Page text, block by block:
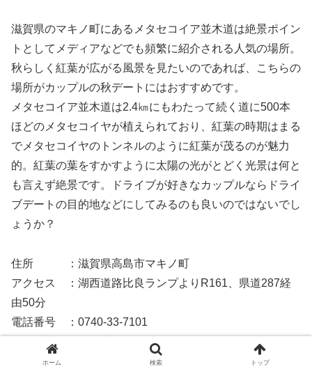
滋賀県のマキノ町にあるメタセコイア並木道は絶景ポイン
トとしてメディアなどでも頻繁に紹介される人気の場所。
秋らしく紅葉が広がる風景を見たいのであれば、こちらの
場所がカップルの秋デートにはおすすめです。
メタセコイア並木道は2.4㎞にもわたって続く道に500本
ほどのメタセコイヤが植えられており、紅葉の時期はまる
でメタセコイヤのトンネルのように紅葉が茂るのが魅力
的。紅葉の葉をすかすように太陽の光がとどく光景は何と
も言えず絶景です。ドライブが好きなカップルならドライ
ブデートの目的地などにしてみるのも良いのではないでし
ょうか？
住所 ：滋賀県高島市マキノ町
アクセス ：湖西道路比良ランプよりR161、県道287経
由50分
電話番号 ：0740-33-7101
見頃時期 ：11月上旬から下旬
ホーム 検索 トップ